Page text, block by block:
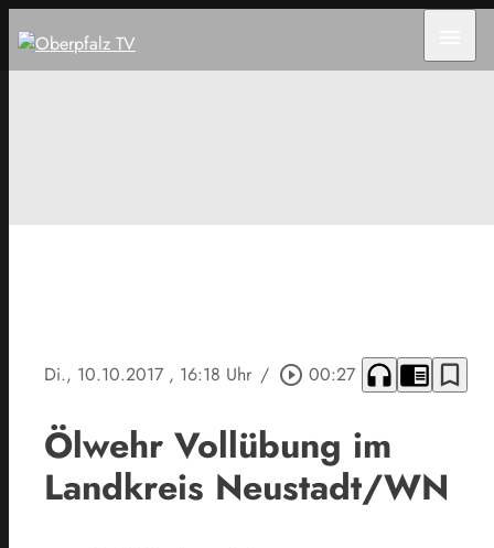
Di., 10.10.2017 , 16:18 Uhr / play_circle_outline 00:27 headphones chrome_reader_mode bookmark_border
Ölwehr Vollübung im
Landkreis Neustadt/WN